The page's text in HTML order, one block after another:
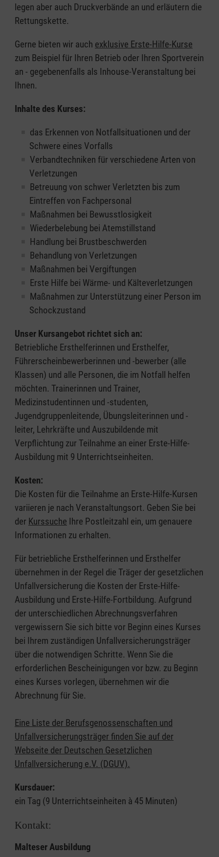
legen aber auch Druckverbände an und erläutern die
Rettungskette.
Gerne bieten wir auch exklusive Erste-Hilfe-Kurse
zum Beispiel für Ihren Betrieb oder Ihren Sportverein
an - gegebenenfalls als Inhouse-Veranstaltung bei
Ihnen.
Inhalte des Kurses:
das Erkennen von Notfallsituationen und der
Schwere eines Vorfalls
Verbandtechniken für verschiedene Arten von
Verletzungen
Betreuung von schwer Verletzten bis zum
Eintreffen von Fachpersonal
Maßnahmen bei Bewusstlosigkeit
Wiederbelebung bei Atemstillstand
Handlung bei Brustbeschwerden
Behandlung von Verletzungen
Maßnahmen bei Vergiftungen
Erste Hilfe bei Wärme- und Kälteverletzungen
Maßnahmen zur Unterstützung einer Person im
Schockzustand
Unser Kursangebot richtet sich an:
Betriebliche Ersthelferinnen und Ersthelfer,
Führerscheinbewerberinnen und -bewerber (alle
Klassen) und alle Personen, die im Notfall helfen
möchten. Trainerinnen und Trainer,
Medizinstudentinnen und -studenten,
Jugendgruppenleitende, Übungsleiterinnen und -
leiter, Lehrkräfte und Auszubildende mit
Verpflichtung zur Teilnahme an einer Erste-Hilfe-
Ausbildung mit 9 Unterrichtseinheiten.
Kosten:
Die Kosten für die Teilnahme an Erste-Hilfe-Kursen
variieren je nach Veranstaltungsort. Geben Sie bei
der Kurssuche Ihre Postleitzahl ein, um genauere
Informationen zu erhalten.
Für betriebliche Ersthelferinnen und Ersthelfer
übernehmen in der Regel die Träger der gesetzlichen
Unfallversicherung die Kosten der Erste-Hilfe-
Ausbildung und Erste-Hilfe-Fortbildung. Aufgrund
der unterschiedlichen Abrechnungsverfahren
vergewissern Sie sich bitte vor Beginn eines Kurses
bei Ihrem zuständigen Unfallversicherungsträger
über die notwendigen Schritte. Wenn Sie die
erforderlichen Bescheinigungen vor bzw. zu Beginn
eines Kurses vorlegen, übernehmen wir die
Abrechnung für Sie.
Eine Liste der Berufsgenossenschaften und
Unfallversicherungsträger finden Sie auf der
Webseite der Deutschen Gesetzlichen
Unfallversicherung e.V. (DGUV).
Kursdauer:
ein Tag (9 Unterrichtseinheiten à 45 Minuten)
Kontakt:
Malteser Ausbildung